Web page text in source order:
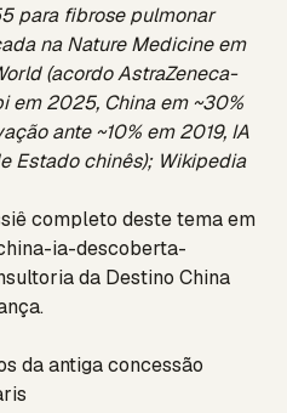
para fibrose pulmonar
na Nature Medicine em
(acordo AstraZeneca-
em 2025, China em ~30%
ante ~10% em 2019, IA
Estado chinês); Wikipedia
completo deste tema em
ia-descoberta-
da Destino China
da antiga concessão